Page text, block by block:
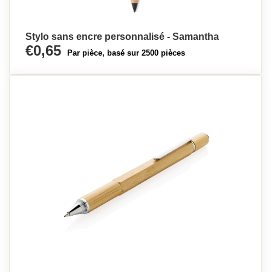
Stylo sans encre personnalisé - Samantha
€0,65 Par pièce, basé sur 2500 pièces